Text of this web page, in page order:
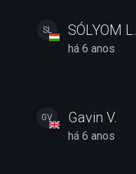
SL SÓLYOM L.
há 6 anos
GV Gavin V.
há 6 anos